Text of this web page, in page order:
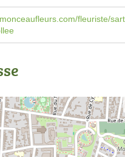
fleuriste/